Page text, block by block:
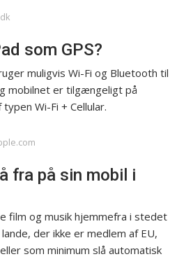
som GPS?
muligvis Wi-Fi og Bluetooth til
mobilnet er tilgængeligt på
Wi-Fi + Cellular.
fra på sin mobil i
film og musik hjemmefra i stedet
der ikke er medlem af EU,
som minimum slå automatisk